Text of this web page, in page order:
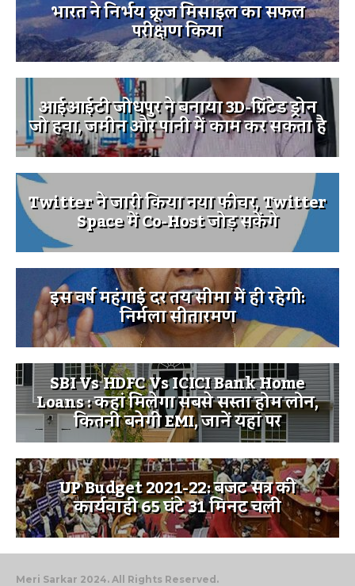
भारत ने निर्भय क्रूज मिसाइल का सफल
परीक्षण किया
आईआईटी जोधपुर ने बनाया 3D-प्रिंटेड ड्रोन
जो हवा, जमीन और पानी में काम कर सकता है
Twitter ने जारी किया नया फीचर, Twitter
Space में Co-Host जोड़ सकेंगे
इस वर्ष महंगाई दर तय सीमा में ही रहेगी:
निर्मला सीतारमण
SBI Vs HDFC Vs ICICI Bank Home
Loans : कहां मिलेगा सबसे सस्ता होम लोन,
कितनी बनेगी EMI, जानें यहां पर
UP Budget 2021-22: बजट सत्र की
कार्यवाही 65 घंटे 31 मिनट चली
Meri Sarkar 2024. All Rights Reserved.